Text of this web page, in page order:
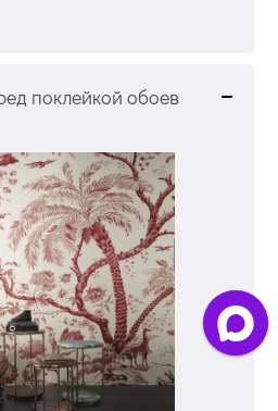
поклейкой обоев